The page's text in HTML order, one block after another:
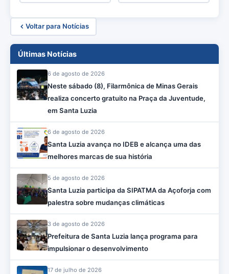
Voltar para Notícias
Últimas Notícias
6 de agosto de 2026
Neste sábado (8), Filarmônica de Minas Gerais
realiza concerto gratuito na Praça da Juventude,
em Santa Luzia
6 de agosto de 2026
Santa Luzia avança no IDEB e alcança uma das
melhores marcas de sua história
5 de agosto de 2026
Santa Luzia participa da SIPATMA da Açoforja com
palestra sobre mudanças climáticas
3 de agosto de 2026
Prefeitura de Santa Luzia lança programa para
impulsionar o desenvolvimento
17 de julho de 2026